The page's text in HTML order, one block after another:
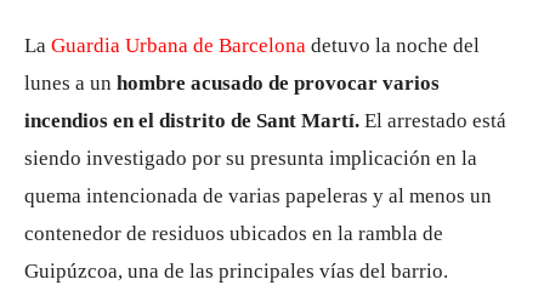
La Guardia Urbana de Barcelona detuvo la noche del
lunes a un hombre acusado de provocar varios
incendios en el distrito de Sant Martí. El arrestado está
siendo investigado por su presunta implicación en la
quema intencionada de varias papeleras y al menos un
contenedor de residuos ubicados en la rambla de
Guipúzcoa, una de las principales vías del barrio.